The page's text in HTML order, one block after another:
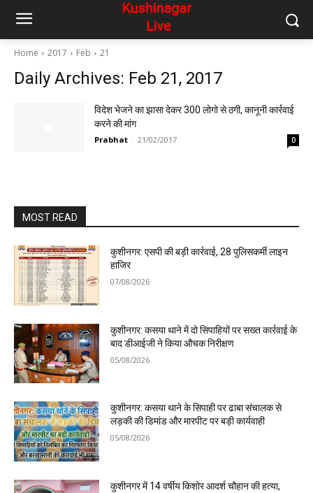
Home 2017 Feb 21
Daily Archives: Feb 21, 2017
विदेश भेजने का झासा देकर 300 लोगो से ठगी, कानूनी कार्रवाई
करने की मांग
Prabhat - 21/02/2017 0
MOST READ
कुशीनगर: एसपी की बड़ी कार्रवाई, 28 पुलिसकर्मी लाइन
हाजिर
07/08/2026
कुशीनगर: कसया थाने में दो सिपाहियों पर सख्त कार्रवाई के
बाद डीआईजी ने किया औचक निरीक्षण
05/08/2026
कुशीनगर: कसया थाने के सिपाही पर ढाबा संचालक से
लड़की की डिमांड और मारपीट पर बड़ी कार्यवाही
05/08/2026
कुशीनगर में 14 वर्षीय किशोर आदर्श चौहान की हत्या,